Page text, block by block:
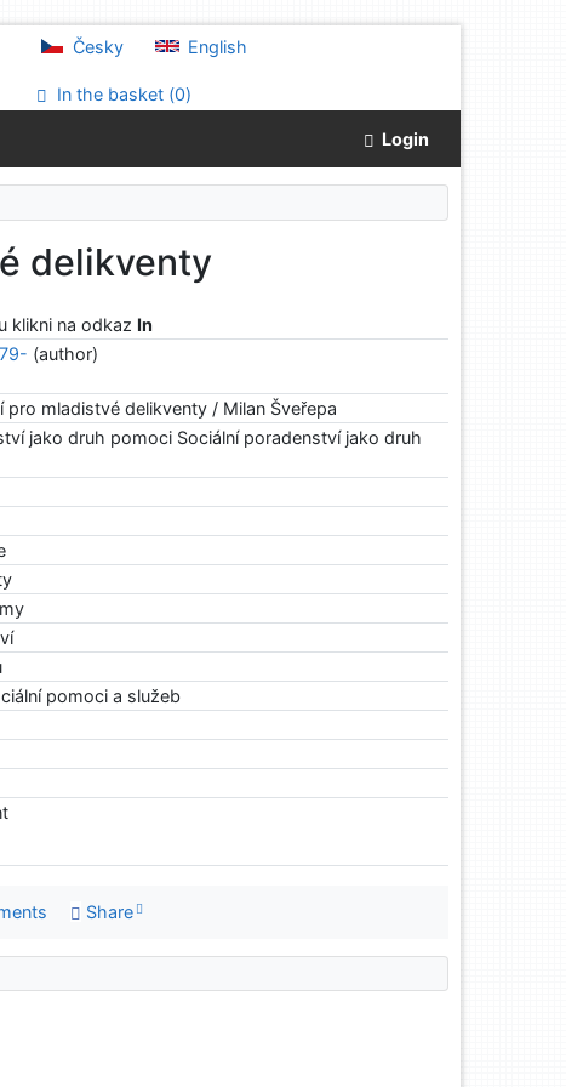
Česky English
In the basket (0)
Login
delikventy
klikni na odkaz In
(author)
pro mladistvé delikventy / Milan Šveřepa
jako druh pomoci Sociální poradenství jako druh
pomoci a služeb
Share